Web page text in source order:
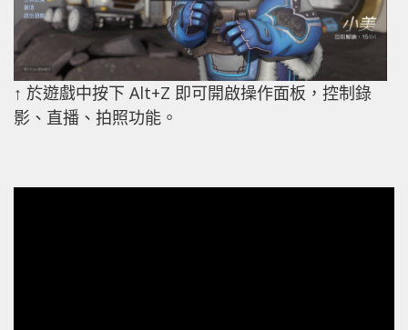
↑ 於遊戲中按下 Alt+Z 即可開啟操作面板，控制錄
影、直播、拍照功能。